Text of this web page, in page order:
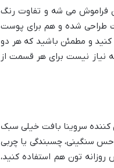
فراموش می شه و تفاوت رنگ
طراحی شده و هم برای پوست
کنید و مطمئن باشید که هر دو
نیست برای هر قسمت از
سروینا بافت خیلی سبک
سنگینی، چسبندگی یا چربی
تون هم استفاده کنید،